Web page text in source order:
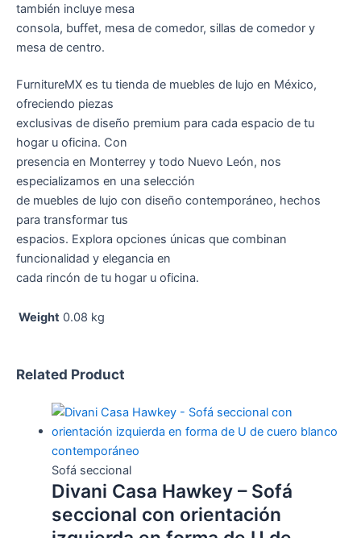
también incluye mesa
consola, buffet, mesa de comedor, sillas de comedor y
mesa de centro.
FurnitureMX es tu tienda de muebles de lujo en México,
ofreciendo piezas
exclusivas de diseño premium para cada espacio de tu
hogar u oficina. Con
presencia en Monterrey y todo Nuevo León, nos
especializamos en una selección
de muebles de lujo con diseño contemporáneo, hechos
para transformar tus
espacios. Explora opciones únicas que combinan
funcionalidad y elegancia en
cada rincón de tu hogar u oficina.
Weight 0.08 kg
Related Product
Sofá seccional
Divani Casa Hawkey – Sofá
seccional con orientación